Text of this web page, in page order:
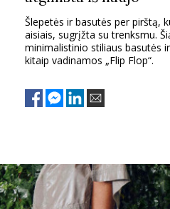
Šlepetės ir basutės per pirštą,
aisiais, sugrįžta su trenksmu.
minimalistinio stiliaus basutės
kitaip vadinamos „Flip Flop“.